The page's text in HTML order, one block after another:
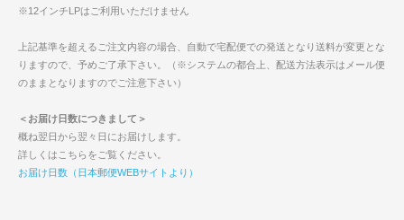
※12インチLPはご利用いただけません
上記基準を超えるご注文内容の場合、自動で宅配便での発送となり送料が変更とな
りますので、予めご了承下さい。（※システムの都合上、配送方法表示はメール便
のままとなりますのでご注意下さい）
＜お届け日数につきまして＞
概ね翌日から翌々日にお届けします。
詳しくはこちらをご覧ください。
お届け日数（日本郵便WEBサイトより）